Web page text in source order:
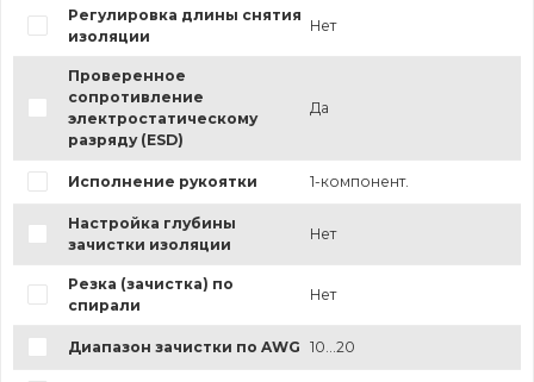
Регулировка длины снятия
изоляции
Нет
Проверенное
сопротивление
электростатическому
разряду (ESD)
Да
Исполнение рукоятки 1-компонент.
Настройка глубины
зачистки изоляции
Нет
Резка (зачистка) по
спирали
Нет
Диапазон зачистки по AWG 10...20